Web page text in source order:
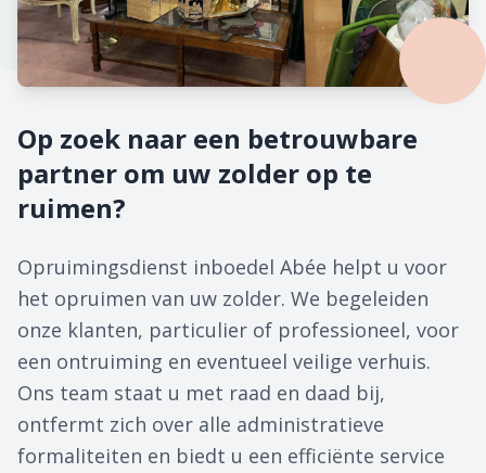
Op zoek naar een betrouwbare
partner om uw zolder op te
ruimen?
Opruimingsdienst inboedel Abée helpt u voor
het opruimen van uw zolder. We begeleiden
onze klanten, particulier of professioneel, voor
een ontruiming en eventueel veilige verhuis.
Ons team staat u met raad en daad bij,
ontfermt zich over alle administratieve
formaliteiten en biedt u een efficiënte service